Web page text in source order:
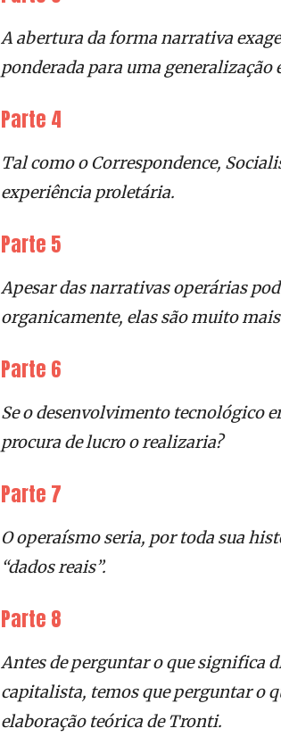
A abertura da forma narrativa
ponderada para uma generalização
Parte 4
Tal como o Correspondence,
experiência proletária.
Parte 5
Apesar das narrativas operárias
organicamente, elas são muito
Parte 6
Se o desenvolvimento tecnológico
procura de lucro o realizaria?
Parte 7
O operaísmo seria, por toda sua
“dados reais”.
Parte 8
Antes de perguntar o que significa
capitalista, temos que perguntar o
elaboração teórica de Tronti.